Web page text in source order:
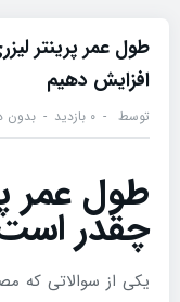
افزایش دهیم
توسط ۰ بازدید بدون
طول عمر
چقدر
یکی از سوالاتی که